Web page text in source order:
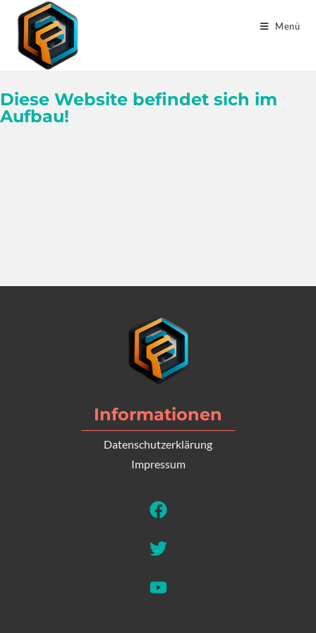
Menü
Diese Website befindet sich im
Aufbau!
Informationen
Datenschutzerklärung
Impressum